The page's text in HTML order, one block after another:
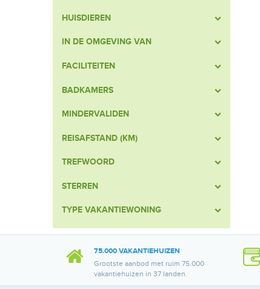
HUISDIEREN
IN DE OMGEVING VAN
FACILITEITEN
BADKAMERS
MINDERVALIDEN
REISAFSTAND (KM)
TREFWOORD
STERREN
TYPE VAKANTIEWONING
75.000 VAKANTIEHUIZEN
Grootste aanbod met ruim 75.000
vakantiehuizen in 37 landen.